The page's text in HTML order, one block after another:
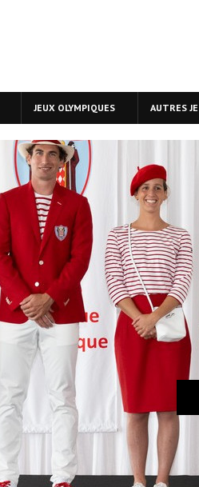
JEUX OLYMPIQUES AUTRES